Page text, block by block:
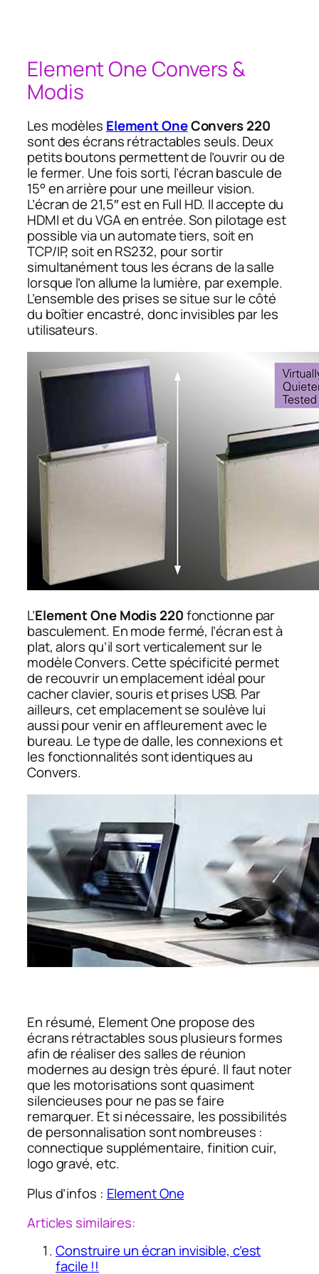
Element One Convers &
Modis
Les modèles Element OneConvers 220
sont des écrans rétractables seuls. Deux
petits boutons permettent de l’ouvrir ou de
le fermer. Une fois sorti, l’écran bascule de
15° en arrière pour une meilleur vision.
L’écran de 21,5″ est en Full HD. Il accepte du
HDMI et du VGA en entrée. Son pilotage est
possible via un automate tiers, soit en
TCP/IP, soit en RS232, pour sortir
simultanément tous les écrans de la salle
lorsque l’on allume la lumière, par exemple.
L’ensemble des prises se situe sur le côté
du boîtier encastré, donc invisibles par les
utilisateurs.
L’Element One Modis 220fonctionne par
basculement. En mode fermé, l’écran est à
plat, alors qu’il sort verticalement sur le
modèle Convers. Cette spécificité permet
de recouvrir un emplacement idéal pour
cacher clavier, souris et prises USB. Par
ailleurs, cet emplacement se soulève lui
aussi pour venir en affleurement avec le
bureau. Le type de dalle, les connexions et
les fonctionnalités sont identiques au
Convers.
En résumé, Element One propose des
écrans rétractables sous plusieurs formes
afin de réaliser des salles de réunion
modernes au design très épuré. Il faut noter
que les motorisations sont quasiment
silencieuses pour ne pas se faire
remarquer. Et si nécessaire, les possibilités
de personnalisation sont nombreuses :
connectique supplémentaire, finition cuir,
logo gravé, etc.
Plus d’infos : Element One
Articles similaires:
Construire un écran invisible, c’est
facile !!